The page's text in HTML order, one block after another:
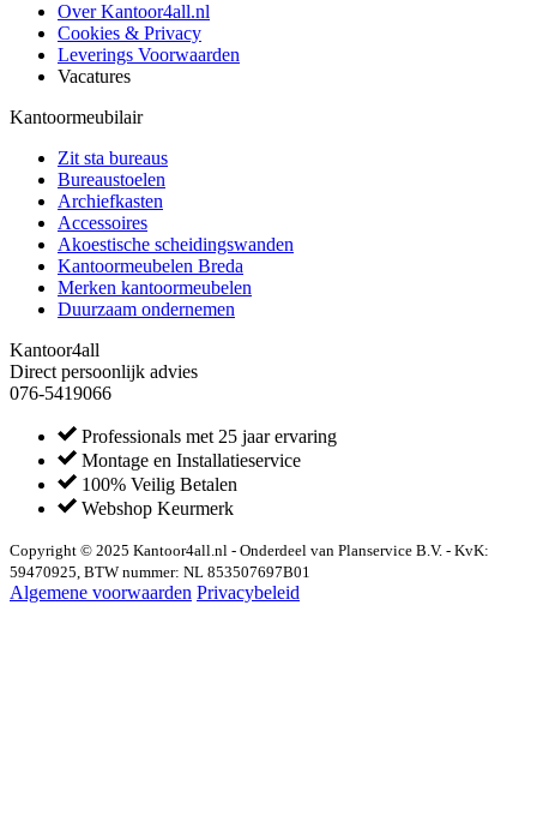
Over Kantoor4all.nl
Cookies & Privacy
Leverings Voorwaarden
Vacatures
Kantoormeubilair
Zit sta bureaus
Bureaustoelen
Archiefkasten
Accessoires
Akoestische scheidingswanden
Kantoormeubelen Breda
Merken kantoormeubelen
Duurzaam ondernemen
Kantoor4all
Direct persoonlijk advies
076-5419066
Professionals met 25 jaar ervaring
Montage en Installatieservice
100% Veilig Betalen
Webshop Keurmerk
Copyright © 2025 Kantoor4all.nl - Onderdeel van Planservice B.V. - KvK:
59470925, BTW nummer: NL 853507697B01
Algemene voorwaarden Privacybeleid